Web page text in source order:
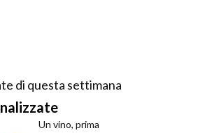
di questa settimana
Un vino, prima